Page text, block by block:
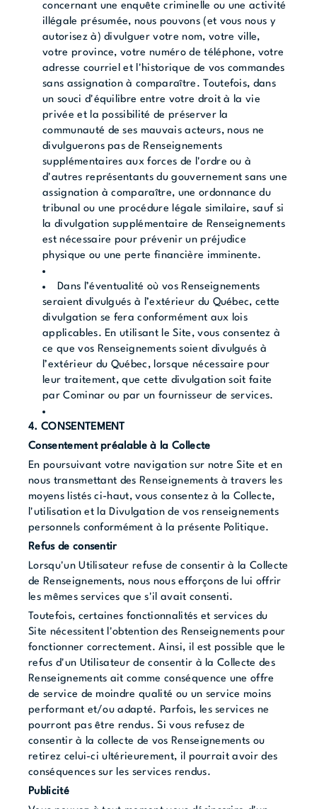
concernant une enquête criminelle ou une activité
illégale présumée, nous pouvons (et vous nous y
autorisez à) divulguer votre nom, votre ville,
votre province, votre numéro de téléphone, votre
adresse courriel et l'historique de vos commandes
sans assignation à comparaître. Toutefois, dans
un souci d'équilibre entre votre droit à la vie
privée et la possibilité de préserver la
communauté de ses mauvais acteurs, nous ne
divulguerons pas de Renseignements
supplémentaires aux forces de l'ordre ou à
d'autres représentants du gouvernement sans une
assignation à comparaître, une ordonnance du
tribunal ou une procédure légale similaire, sauf si
la divulgation supplémentaire de Renseignements
est nécessaire pour prévenir un préjudice
physique ou une perte financière imminente.
Dans l’éventualité où vos Renseignements
seraient divulgués à l’extérieur du Québec, cette
divulgation se fera conformément aux lois
applicables. En utilisant le Site, vous consentez à
ce que vos Renseignements soient divulgués à
l’extérieur du Québec, lorsque nécessaire pour
leur traitement, que cette divulgation soit faite
par Cominar ou par un fournisseur de services.
4. CONSENTEMENT
Consentement préalable à la Collecte
En poursuivant votre navigation sur notre Site et en
nous transmettant des Renseignements à travers les
moyens listés ci-haut, vous consentez à la Collecte,
l'utilisation et la Divulgation de vos renseignements
personnels conformément à la présente Politique.
Refus de consentir
Lorsqu'un Utilisateur refuse de consentir à la Collecte
de Renseignements, nous nous efforçons de lui offrir
les mêmes services que s'il avait consenti.
Toutefois, certaines fonctionnalités et services du
Site nécessitent l'obtention des Renseignements pour
fonctionner correctement. Ainsi, il est possible que le
refus d'un Utilisateur de consentir à la Collecte des
Renseignements ait comme conséquence une offre
de service de moindre qualité ou un service moins
performant et/ou adapté. Parfois, les services ne
pourront pas être rendus. Si vous refusez de
consentir à la collecte de vos Renseignements ou
retirez celui-ci ultérieurement, il pourrait avoir des
conséquences sur les services rendus.
Publicité